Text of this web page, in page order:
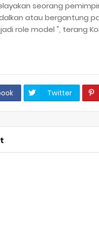
seorang
atau bergantung
role model ", terang
Twitter